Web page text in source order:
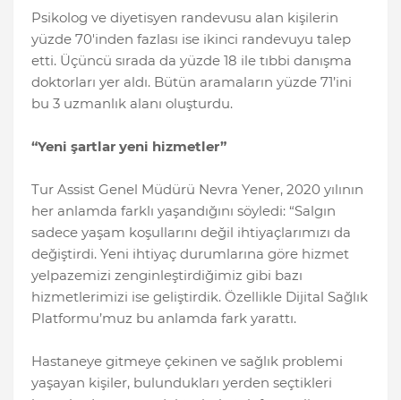
Psikolog ve diyetisyen randevusu alan kişilerin
yüzde 70'inden fazlası ise ikinci randevuyu talep
etti. Üçüncü sırada da yüzde 18 ile tıbbi danışma
doktorları yer aldı. Bütün aramaların yüzde 71’ini
bu 3 uzmanlık alanı oluşturdu.
“Yeni şartlar yeni hizmetler”
Tur Assist Genel Müdürü Nevra Yener, 2020 yılının
her anlamda farklı yaşandığını söyledi: “Salgın
sadece yaşam koşullarını değil ihtiyaçlarımızı da
değiştirdi. Yeni ihtiyaç durumlarına göre hizmet
yelpazemizi zenginleştirdiğimiz gibi bazı
hizmetlerimizi ise geliştirdik. Özellikle Dijital Sağlık
Platformu’muz bu anlamda fark yarattı.
Hastaneye gitmeye çekinen ve sağlık problemi
yaşayan kişiler, bulundukları yerden seçtikleri